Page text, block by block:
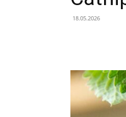
18.05.2026